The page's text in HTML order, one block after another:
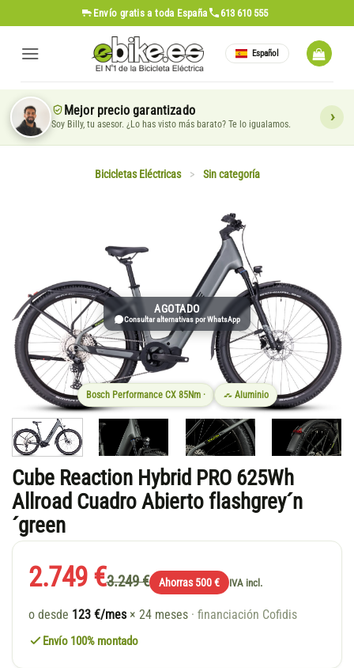
al
contenido
Envío gratis a toda España 613 610 555
Español
Mejor precio garantizado
Soy Billy, tu asesor. ¿Lo has visto más barato? Te lo igualamos.
Bicicletas Eléctricas > Sin categoría
AGOTADO
Consultar alternativas por WhatsApp
Bosch Performance CX 85Nm · Aluminio
Cube Reaction Hybrid PRO 625Wh
Allroad Cuadro Abierto flashgrey´n
´green
2.749 €3.249 € Ahorras 500 € IVA incl.
o desde 123 €/mes × 24 meses · financiación Cofidis
Envío 100% montado